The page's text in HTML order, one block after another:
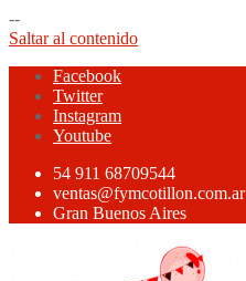
--
Saltar al contenido
Facebook
Twitter
Instagram
Youtube
54 911 68709544
ventas@fymcotillon.com.ar
Gran Buenos Aires